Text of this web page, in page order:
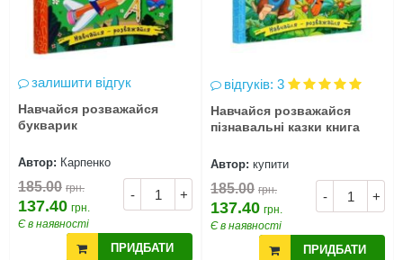
залишити відгук
Навчайся розважайся
букварик
Автор: Карпенко
- +
185.00 грн.
137.40 грн.
Є в наявності
ПРИДБАТИ
відгуків: 3
Навчайся розважайся
пізнавальні казки книга
Автор: купити
- +
185.00 грн.
137.40 грн.
Є в наявності
ПРИДБАТИ